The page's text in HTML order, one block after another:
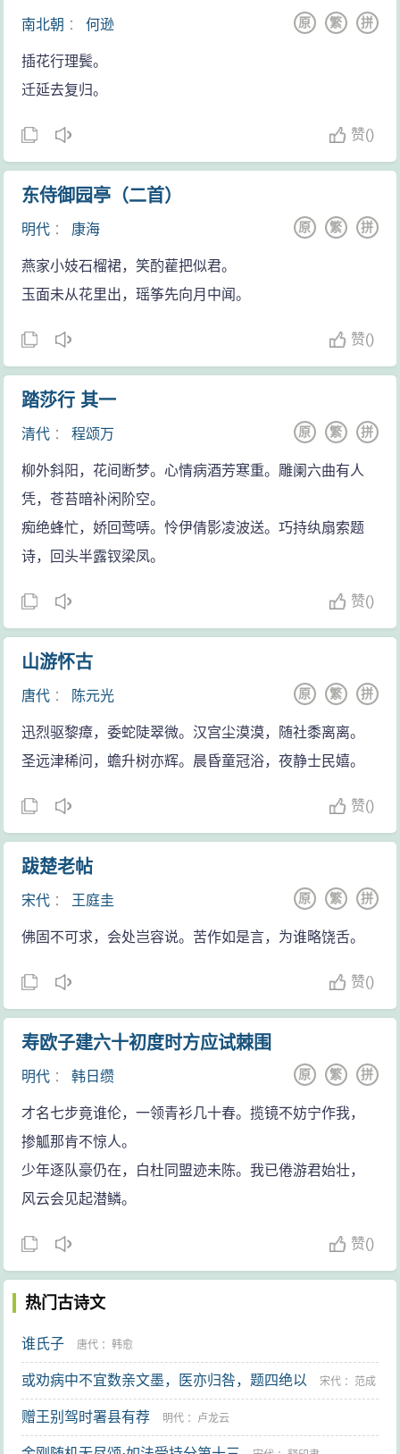
南北朝 ：何逊 拼
繁
原
插花行理鬓。
迁延去复归。
赞()
东侍御园亭（二首）
明代 ： 康海 拼
繁
原
燕家小妓石榴裙，笑酌雚把似君。
玉面未从花里出，瑶筝先向月中闻。
赞()
踏莎行 其一
清代 ：程颂万 拼
繁
原
柳外斜阳，花间断梦。心情病酒芳寒重。雕阑六曲有人
凭，苍苔暗补闲阶空。
痴绝蜂忙，娇回莺哢。怜伊倩影凌波送。巧持纨扇索题
诗，回头半露钗梁凤。
赞()
山游怀古
唐代 ： 陈元光 拼
繁
原
迅烈驱黎瘴，委蛇陡翠微。汉宫尘漠漠，随社黍离离。
圣远津稀问，蟾升树亦辉。晨昏童冠浴，夜静士民嬉。
赞()
跋楚老帖
宋代 ： 王庭圭 拼
繁
原
佛固不可求，会处岂容说。苦作如是言，为谁略饶舌。
赞()
寿欧子建六十初度时方应试棘围
明代 ：韩日缵 拼
繁
原
才名七步竟谁伦，一领青衫几十春。揽镜不妨宁作我，
掺觚那肯不惊人。
少年逐队豪仍在，白杜同盟迹未陈。我已倦游君始壮，
风云会见起潜鳞。
赞()
热门古诗文
谁氏子 唐代 ：韩愈
或劝病中不宜数亲文墨，医亦归咎，题四绝以 宋代 ： 范成
大
赠王别驾时署县有荐 明代 ： 卢龙云